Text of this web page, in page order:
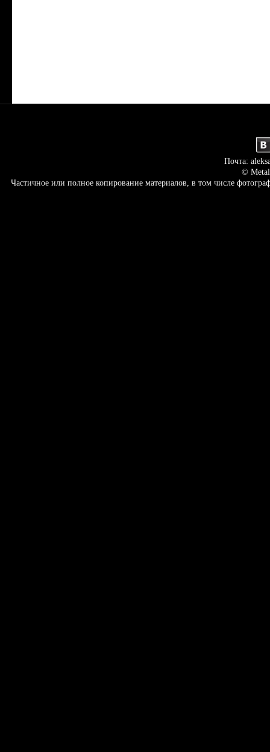
Почта:
©
Частичное или полное копирование материалов, в том числе